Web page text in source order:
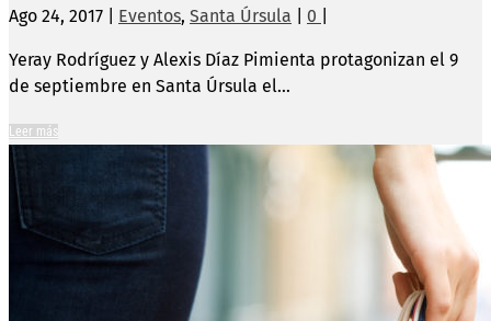
Ago 24, 2017 Eventos, Santa Úrsula 0
Yeray Rodríguez y Alexis Díaz Pimienta protagonizan el 9
de septiembre en Santa Úrsula el...
Leer más